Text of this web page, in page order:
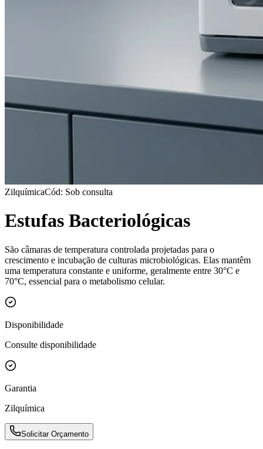
ZilquímicaCód: Sob consulta
Estufas Bacteriológicas
São câmaras de temperatura controlada projetadas para o
crescimento e incubação de culturas microbiológicas. Elas mantêm
uma temperatura constante e uniforme, geralmente entre 30°C e
70°C, essencial para o metabolismo celular.
Disponibilidade
Consulte disponibilidade
Garantia
Zilquímica
Solicitar Orçamento